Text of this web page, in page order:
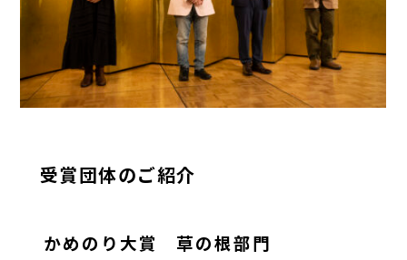
受賞団体のご紹介
かめのり大賞 草の根部門